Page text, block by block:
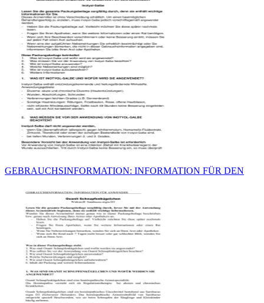
GEBRAUCHSINFORMATION: INFORMATION FÜR DEN